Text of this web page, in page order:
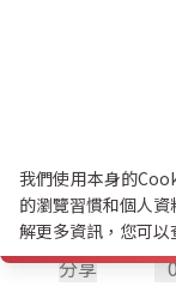
分享
我們使用本身的
的瀏覽習慣和個人
解更多資訊，您可以